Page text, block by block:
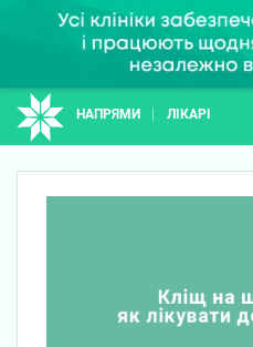
НАПРЯМИ ЛІКАРІ